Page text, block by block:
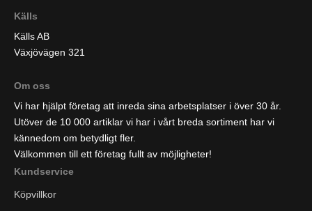
Källs
Källs AB
Växjövägen 321
Om oss
Vi har hjälpt företag att inreda sina arbetsplatser i över 30 år.
Utöver de 10 000 artiklar vi har i vårt breda sortiment har vi
kännedom om betydligt fler.
Välkommen till ett företag fullt av möjligheter!
Kundservice
Köpvillkor